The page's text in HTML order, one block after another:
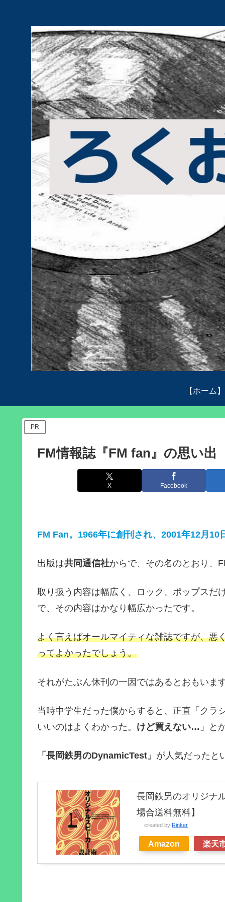
【ホーム】
PR
FM情報誌『FM fan』の思い出
X Facebook
FM Fan。1966年に創刊され、2001年12月10
出版は共同通信社からで、その名のとおり、
取り扱う内容は幅広く、ロック、ポップスだ
で、その内容はかなり幅広かったです。
よく言えばオールマイティな雑誌ですが、悪
ってよかったでしょう。
それがたぶん休刊の一因ではあるとおもいま
当時中学生だった僕からすると、正直「ク
いいのはよくわかった。 けど買えない… 」と
「長岡鉄男のDynamicTest」 が人気だったと
長岡鉄男のオリジナ
場合送料無料】
created by Rinker
Amazon 楽天